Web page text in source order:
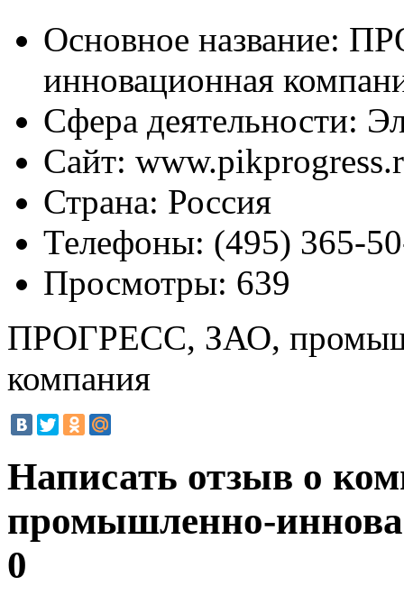
Основное название:
инновационная
Сфера деятельности:
Сайт:
Страна: Россия
Телефоны: (495) 365-
Просмотры: 639
ПРОГРЕСС, ЗАО,
компания
Написать отзыв о
промышленно-
0